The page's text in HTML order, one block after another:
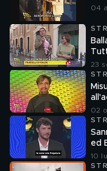
04
23
02
ed
10